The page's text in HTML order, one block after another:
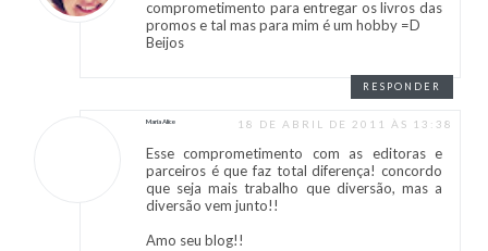
comprometimento para entregar os livros das
promos e tal mas para mim é um hobby =D
Beijos
RESPONDER
Maria Alice 18 DE ABRIL DE 2011 ÀS 13:38
Esse comprometimento com as editoras e
parceiros é que faz total diferença! concordo
que seja mais trabalho que diversão, mas a
diversão vem junto!!
Amo seu blog!!